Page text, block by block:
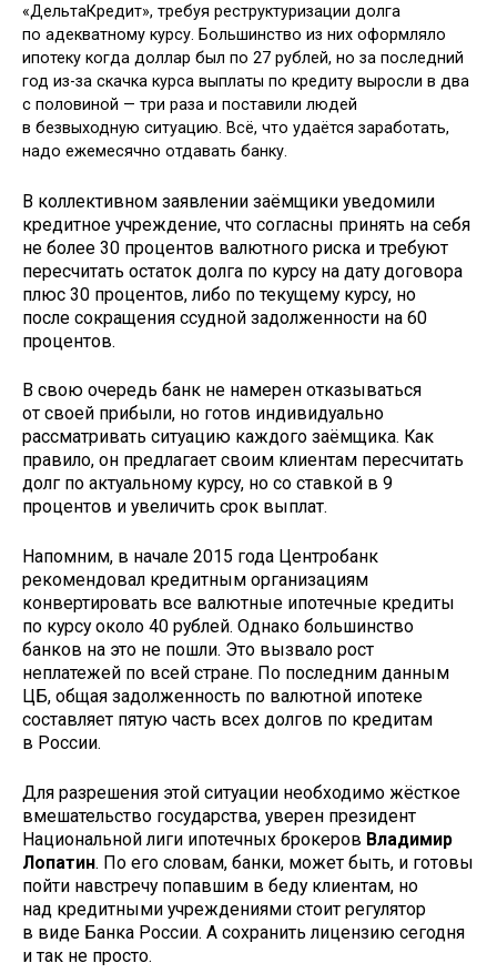
«ДельтаКредит», требуя реструктуризации долга
по адекватному курсу. Большинство из них оформляло
ипотеку когда доллар был по 27 рублей, но за последний
год из-за скачка курса выплаты по кредиту выросли в два
с половиной — три раза и поставили людей
в безвыходную ситуацию. Всё, что удаётся заработать,
надо ежемесячно отдавать банку.
В коллективном заявлении заёмщики уведомили
кредитное учреждение, что согласны принять на себя
не более 30 процентов валютного риска и требуют
пересчитать остаток долга по курсу на дату договора
плюс 30 процентов, либо по текущему курсу, но
после сокращения ссудной задолженности на 60
процентов.
В свою очередь банк не намерен отказываться
от своей прибыли, но готов индивидуально
рассматривать ситуацию каждого заёмщика. Как
правило, он предлагает своим клиентам пересчитать
долг по актуальному курсу, но со ставкой в 9
процентов и увеличить срок выплат.
Напомним, в начале 2015 года Центробанк
рекомендовал кредитным организациям
конвертировать все валютные ипотечные кредиты
по курсу около 40 рублей. Однако большинство
банков на это не пошли. Это вызвало рост
неплатежей по всей стране. По последним данным
ЦБ, общая задолженность по валютной ипотеке
составляет пятую часть всех долгов по кредитам
в России.
Для разрешения этой ситуации необходимо жёсткое
вмешательство государства, уверен президент
Национальной лиги ипотечных брокеров Владимир
Лопатин. По его словам, банки, может быть, и готовы
пойти навстречу попавшим в беду клиентам, но
над кредитными учреждениями стоит регулятор
в виде Банка России. А сохранить лицензию сегодня
и так не просто.